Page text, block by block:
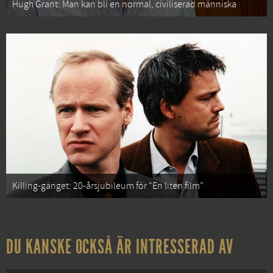
Hugh Grant: Man kan bli en normal, civiliserad människa
Killing-gänget: 20-årsjubileum för “En liten film”
DU KANSKE OCKSÅ ÄR INTRESSERAD AV